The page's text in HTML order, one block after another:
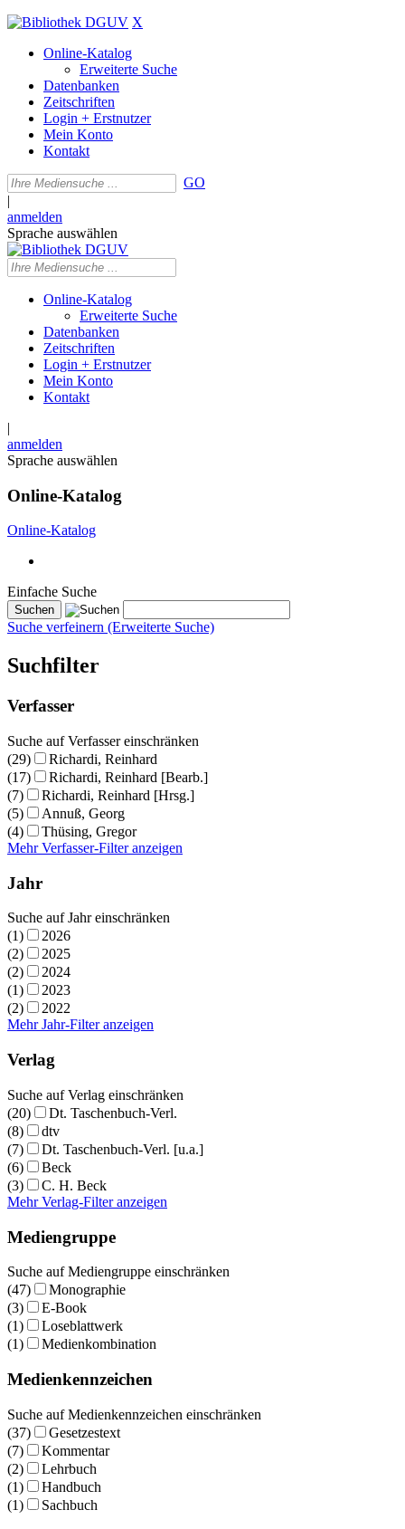
X
Online-Katalog
Erweiterte Suche
Datenbanken
Zeitschriften
Login + Erstnutzer
Mein Konto
Kontakt
GO
|
anmelden
Sprache auswählen
Online-Katalog
Erweiterte Suche
Datenbanken
Zeitschriften
Login + Erstnutzer
Mein Konto
Kontakt
|
anmelden
Sprache auswählen
Online-Katalog
Online-Katalog
Einfache Suche
Suche verfeinern (Erweiterte Suche)
Suchfilter
Verfasser
Suche auf Verfasser einschränken
(29)
Richardi, Reinhard
(17)
Richardi, Reinhard [Bearb.]
(7)
Richardi, Reinhard [Hrsg.]
(5)
Annuß, Georg
(4)
Thüsing, Gregor
Mehr Verfasser-Filter anzeigen
Jahr
Suche auf Jahr einschränken
(1)
2026
(2)
2025
(2)
2024
(1)
2023
(2)
2022
Mehr Jahr-Filter anzeigen
Verlag
Suche auf Verlag einschränken
(20)
Dt. Taschenbuch-Verl.
(8)
dtv
(7)
Dt. Taschenbuch-Verl. [u.a.]
(6)
Beck
(3)
C. H. Beck
Mehr Verlag-Filter anzeigen
Mediengruppe
Suche auf Mediengruppe einschränken
(47)
Monographie
(3)
E-Book
(1)
Loseblattwerk
(1)
Medienkombination
Medienkennzeichen
Suche auf Medienkennzeichen einschränken
(37)
Gesetzestext
(7)
Kommentar
(2)
Lehrbuch
(1)
Handbuch
(1)
Sachbuch